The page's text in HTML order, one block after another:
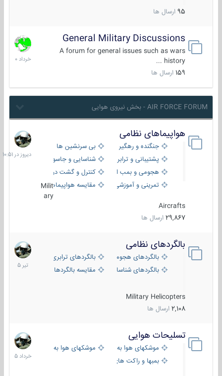
95 ارسال ها
General Military Discussions
A forum for general issues such as wars
history ...
159 ارسال ها
10
خرداد
1400
AIR FORCE FORUM - بخش نیروی هوایی
هواپیماهای نظامی
جنگنده و رهگیر
بی سرنشین ها
پشتیبانی و ترابری
شناسایی و جاسوسی
هجومی و بمب افکن
کنترل و گشت دریایی
تمرینی و آموزشی
مقایسه هواپیماهاMilit
ary
Aircrafts
29,867 ارسال ها
دیروز
در
10:51
بالگردهای نظامی
بالگردهای هجومی
بالگردهای ترابری
بالگردهای شناسایی
مقایسه بالگردها
Military Helicopters
2,108 ارسال ها
22
تیر
1405
تسلیحات هوایی
موشکهای هوا به هوا
موشکهای هوا به سطح
بمبها و راکت های هوایی
30
خرداد
1405